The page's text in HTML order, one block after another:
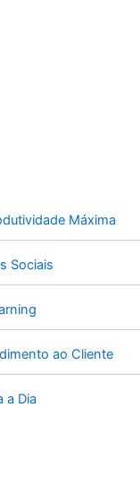
Máxima
Sociais
ao Cliente
a Dia